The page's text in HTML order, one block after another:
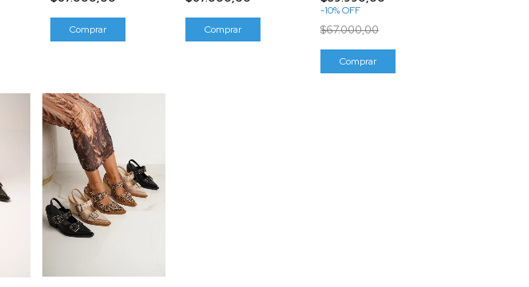
Comprar Comprar
-10%OFF
$67.000,00
Comprar